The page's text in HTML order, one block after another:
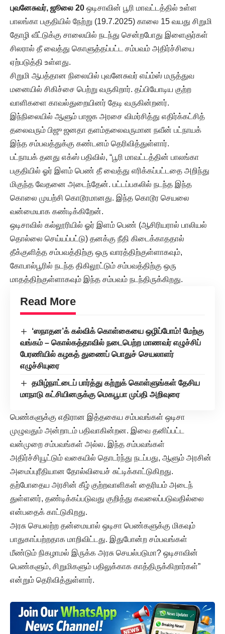
புவனேசுவர், ஜூலை 20 ஒடிசாவின் பூரி மாவட்டத்தில் உள்ள
பாலங்கா பகுதியில் நேற்று (19.7.2025) காலை 15 வயது சிறுமி
தோழி வீட்டுக்கு சாலையில் நடந்து சென்றபோது இளைஞர்கள்
சிலரால் தீ வைத்து கொளுத்தப்பட்ட சம்பவம் அதிர்ச்சியை
ஏற்படுத்தி உள்ளது.
சிறுமி ஆபத்தான நிலையில் புவனேசுவர் எய்ம்ஸ் மருத்துவ
மனையில் சிகிச்சை பெற்று வருகிறார். தப்பியோடிய குற்ற
வாளிகளை காவல்துறையினர் தேடி வருகின்றனர்.
இந்நிலையில் ஆளும் பாஜக அரசை விமர்சித்து எதிர்க்கட்சித்
தலைவரும் பிஜு ஜனதா தளம்தலைவருமான நவீன் பட்நாயக்
இந்த சம்பவத்துக்கு கண்டனம் தெரிவித்துள்ளார்.
பட்நாயக் தனது எக்ஸ் பதிவில், “பூரி மாவட்டத்தின் பாலங்கா
பகுதியில் ஓர் இளம் பெண் தீ வைத்து எரிக்கப்பட்டதை அறிந்து
மிகுந்த வேதனை அடைந்தேன். பட்டப்பகலில் நடந்த இந்த
கொலை முயற்சி கொடூரமானது. இந்த கொடூர செயலை
வன்மையாக கண்டிக்கிறேன்.
ஒடிசாவில் கல்லூரியில் ஓர் இளம் பெண் (ஆசிரியரால் பாலியல்
தொல்லை செய்யப்பட்டு) தனக்கு நீதி கிடைக்காததால்
தீக்குளித்த சம்பவத்திற்கு ஒரு வாரத்திற்குள்ளாகவும்,
கோபால்பூரில் நடந்த திகிலூட்டும் சம்பவத்திற்கு ஒரு
மாதத்திற்குள்ளாகவும் இந்த சம்பவம் நடந்திருக்கிறது.
Read More
‘ஸநாதன’க் கல்விக் கொள்கையை ஒழிப்போம்! மேற்கு
வங்கம் – கொல்கத்தாவில் நடைபெற்ற மாணவர் எழுச்சிப்
பேரணியில் கழகத் துணைப் பொதுச் செயலாளர்
எழுச்சியுரை
தமிழ்நாட்டைப் பார்த்து கற்றுக் கொள்ளுங்கள் தேசிய
மாநாடு கட்சியினருக்கு மெகபூபா முப்தி அறிவுரை
பெண்களுக்கு எதிரான இத்தகைய சம்பவங்கள் ஒடிசா
முழுவதும் அன்றாடம் பதிவாகின்றன. இவை தனிப்பட்ட
வன்முறை சம்பவங்கள் அல்ல. இந்த சம்பவங்கள்
அதிர்ச்சியூட்டும் வகையில் தொடர்ந்து நடப்பது, ஆளும் அரசின்
அமைப்புரீதியான தோல்வியைச் சுட்டிக்காட்டுகிறது.
தற்போதைய அரசின் கீழ் குற்றவாளிகள் தைரியம் அடைந்
துள்ளனர், தண்டிக்கப்படுவது குறித்து கவலைப்படுவதில்லை
என்பதைக் காட்டுகிறது.
அரசு செயலற்ற தன்மையால் ஒடிசா பெண்களுக்கு மிகவும்
பாதுகாப்பற்றதாக மாறிவிட்டது. இதுபோன்ற சம்பவங்கள்
மீண்டும் நிகழாமல் இருக்க அரசு செயல்படுமா? ஒடிசாவின்
பெண்களும், சிறுமிகளும் பதிலுக்காக காத்திருக்கிறார்கள்”
என்றும் தெரிவித்துள்ளார்.